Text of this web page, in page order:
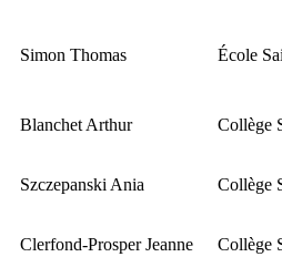
Simon Thomas École
Blanchet Arthur Collège
Szczepanski Ania Collège
Clerfond-Prosper Jeanne Collège